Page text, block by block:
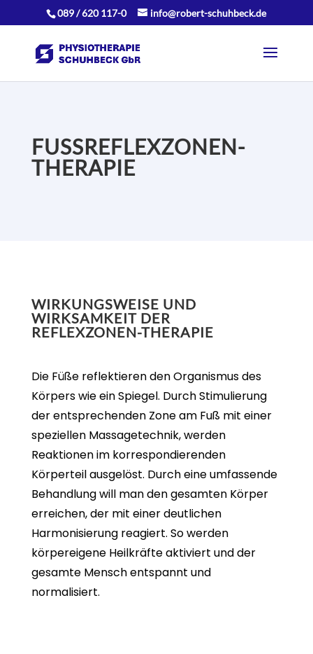
089 / 620 117-0 info@robert-schuhbeck.de
FUSSREFLEXZONEN-
THERAPIE
WIRKUNGSWEISE UND
WIRKSAMKEIT DER
REFLEXZONEN-THERAPIE
Die Füße reflektieren den Organismus des
Körpers wie ein Spiegel. Durch Stimulierung
der entsprechenden Zone am Fuß mit einer
speziellen Massagetechnik, werden
Reaktionen im korrespondierenden
Körperteil ausgelöst. Durch eine umfassende
Behandlung will man den gesamten Körper
erreichen, der mit einer deutlichen
Harmonisierung reagiert. So werden
körpereigene Heilkräfte aktiviert und der
gesamte Mensch entspannt und
normalisiert.